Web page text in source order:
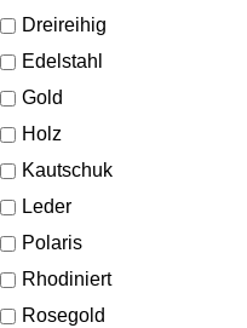
Dreireihig
Edelstahl
Gold
Holz
Kautschuk
Leder
Polaris
Rhodiniert
Rosegold